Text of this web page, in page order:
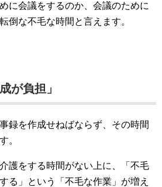
に会議をするのか、会議のために
倒な不毛な時間と言えます。
が負担」
録を作成せねばならず、その時間
。
護をする時間がない上に、「不毛
る」という「不毛な作業」が増え